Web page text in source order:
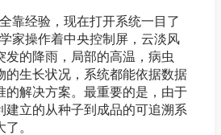
靠经验，现在打开系统一目了
家操作着中央控制屏，云淡风
发的降雨，局部的高温，病虫
的生长状况，系统都能依据数据
的解决方案。最重要的是，由于
建立的从种子到成品的可追溯系
。